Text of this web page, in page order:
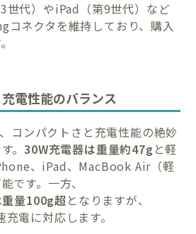
世代）やiPad（第9世代）など
ネクタを維持しており、購入
電性能のバランス
コンパクトさと充電性能の絶妙
。30W充電器は重量約47gと軽
、iPad、MacBook Air（軽
です。一方、
量100g超となりますが、
電に対応します。